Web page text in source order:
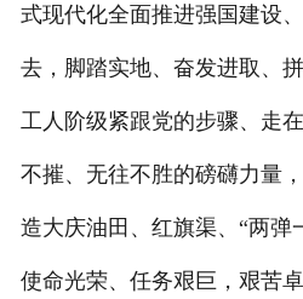
式现代化全面推进强国建设
去，脚踏实地、奋发进取、
工人阶级紧跟党的步骤、走
不摧、无往不胜的磅礴力量
造大庆油田、红旗渠、“两弹
使命光荣、任务艰巨，艰苦